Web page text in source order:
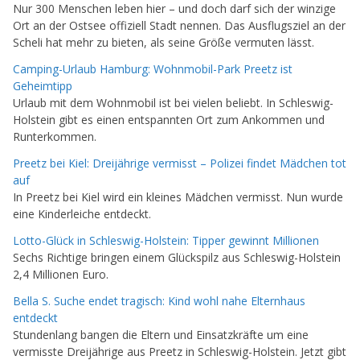
Nur 300 Menschen leben hier – und doch darf sich der winzige
Ort an der Ostsee offiziell Stadt nennen. Das Ausflugsziel an der
Scheli hat mehr zu bieten, als seine Größe vermuten lässt.
Camping-Urlaub Hamburg: Wohnmobil-Park Preetz ist
Geheimtipp
Urlaub mit dem Wohnmobil ist bei vielen beliebt. In Schleswig-
Holstein gibt es einen entspannten Ort zum Ankommen und
Runterkommen.
Preetz bei Kiel: Dreijährige vermisst – Polizei findet Mädchen tot
auf
In Preetz bei Kiel wird ein kleines Mädchen vermisst. Nun wurde
eine Kinderleiche entdeckt.
Lotto-Glück in Schleswig-Holstein: Tipper gewinnt Millionen
Sechs Richtige bringen einem Glückspilz aus Schleswig-Holstein
2,4 Millionen Euro.
Bella S. Suche endet tragisch: Kind wohl nahe Elternhaus
entdeckt
Stundenlang bangen die Eltern und Einsatzkräfte um eine
vermisste Dreijährige aus Preetz in Schleswig-Holstein. Jetzt gibt